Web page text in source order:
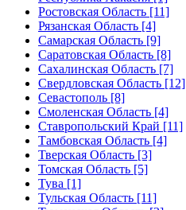
Ростовская Область [11]
Рязанская Область [4]
Самарская Область [9]
Саратовская Область [8]
Сахалинская Область [7]
Свердловская Область [12]
Севастополь [8]
Смоленская Область [4]
Ставропольский Край [11]
Тамбовская Область [4]
Тверская Область [3]
Томская Область [5]
Тува [1]
Тульская Область [11]